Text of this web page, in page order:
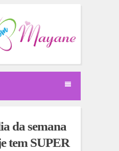
da semana
tem SUPER